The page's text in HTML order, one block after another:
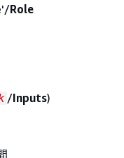
Role
/Inputs)